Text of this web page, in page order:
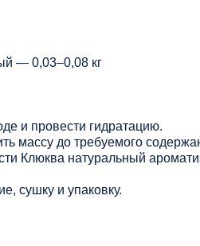
— 0,03–0,08 кг
и провести гидратацию.
массу до требуемого
Клюква натуральный
сушку и упаковку.